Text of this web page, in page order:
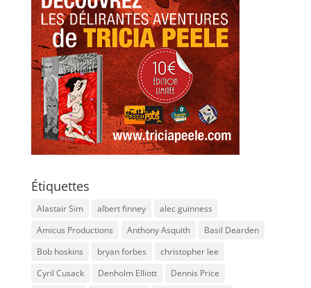
Étiquettes
Alastair Sim albert finney
alec guinness
Amicus Productions
Anthony Asquith
Basil Dearden
Bob hoskins
bryan forbes
christopher lee
Cyril Cusack
Denholm Elliott
Dennis Price